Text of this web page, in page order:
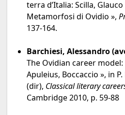
terra d’Italia: Scilla,
Metamorfosi di Ovidio »,
137-164.
Barchiesi, Alessandro
The Ovidian career model:
Apuleius, Boccaccio », in
(dir), Classical literary
Cambridge 2010, p. 59-88